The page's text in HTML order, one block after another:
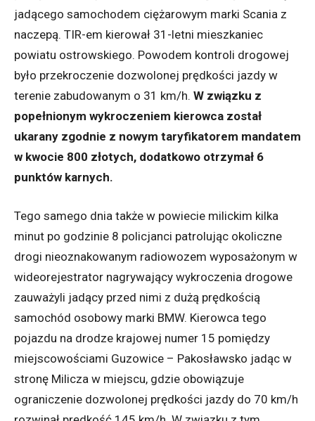
jadącego samochodem ciężarowym marki Scania z
naczepą. TIR-em kierował 31-letni mieszkaniec
powiatu ostrowskiego. Powodem kontroli drogowej
było przekroczenie dozwolonej prędkości jazdy w
terenie zabudowanym o 31 km/h. W związku z
popełnionym wykroczeniem kierowca został
ukarany zgodnie z nowym taryfikatorem mandatem
w kwocie 800 złotych, dodatkowo otrzymał 6
punktów karnych.
Tego samego dnia także w powiecie milickim kilka
minut po godzinie 8 policjanci patrolując okoliczne
drogi nieoznakowanym radiowozem wyposażonym w
wideorejestrator nagrywający wykroczenia drogowe
zauważyli jadący przed nimi z dużą prędkością
samochód osobowy marki BMW. Kierowca tego
pojazdu na drodze krajowej numer 15 pomiędzy
miejscowościami Guzowice – Pakosławsko jadąc w
stronę Milicza w miejscu, gdzie obowiązuje
ograniczenie dozwolonej prędkości jazdy do 70 km/h